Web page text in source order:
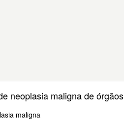
neoplasia maligna de órgãos
maligna